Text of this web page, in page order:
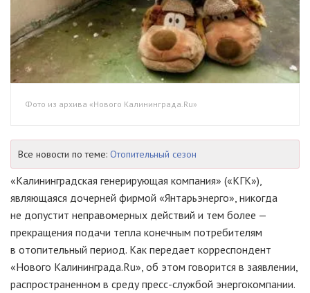
Фото из архива «Нового Калининграда.Ru»
Все новости по теме: Отопительный сезон
«Калининградская генерирующая компания» («КГК»),
являющаяся дочерней фирмой «Янтарьэнерго», никогда
не допустит неправомерных действий и тем более —
прекращения подачи тепла конечным потребителям
в отопительный период. Как передает корреспондент
«Нового Калининграда.Ru», об этом говорится в заявлении,
распространенном в среду пресс-службой энергокомпании.